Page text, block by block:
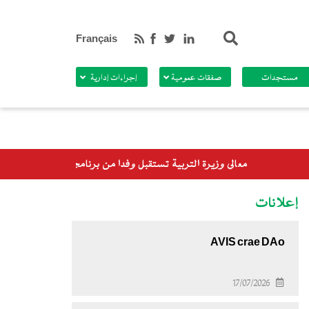
Français
مستجدات صفقات عمومية إجراءات إدارية
إعلانات
AVIS crae DAo
17/07/2026